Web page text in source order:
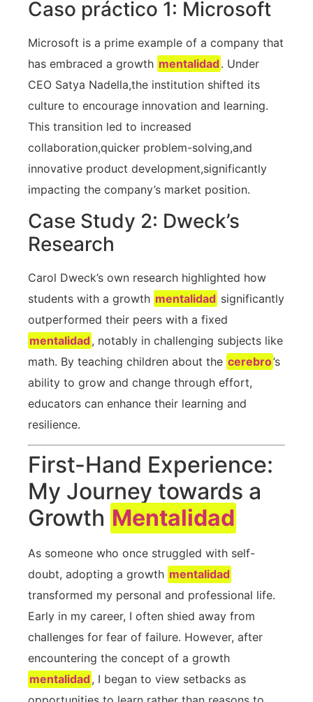
Caso práctico 1: Microsoft
Microsoft is‌ a prime​ example of a⁣ company that
has‌ embraced a growth mentalidad. Under
CEO‌ Satya⁣ Nadella,the institution shifted its
culture⁤ to encourage‌ innovation and learning.
This ‌transition led to increased
collaboration,quicker problem-solving,and
innovative product development,significantly
impacting‌ the company’s market position.
Case Study ‍2: Dweck’s
Research
Carol Dweck’s own research ‍highlighted how
students with a growth mentalidad ⁤significantly
outperformed⁢ their peers with a fixed
mentalidad, notably in challenging subjects like
math. By teaching children about the cerebro’s
ability to grow and change through effort,
⁢educators can‍ enhance their learning and
resilience.
First-Hand Experience:
My Journey ‌towards a
Growth Mentalidad
As someone who once struggled with⁣ self-
doubt,⁣ adopting ‍a growth mentalidad
transformed ‌my personal and professional life.
Early in ‍my career, I often shied ⁣away from
challenges for ⁤fear of failure.‍ However,⁤ after
encountering the concept ⁤of a growth
mentalidad, I began⁣ to view setbacks as